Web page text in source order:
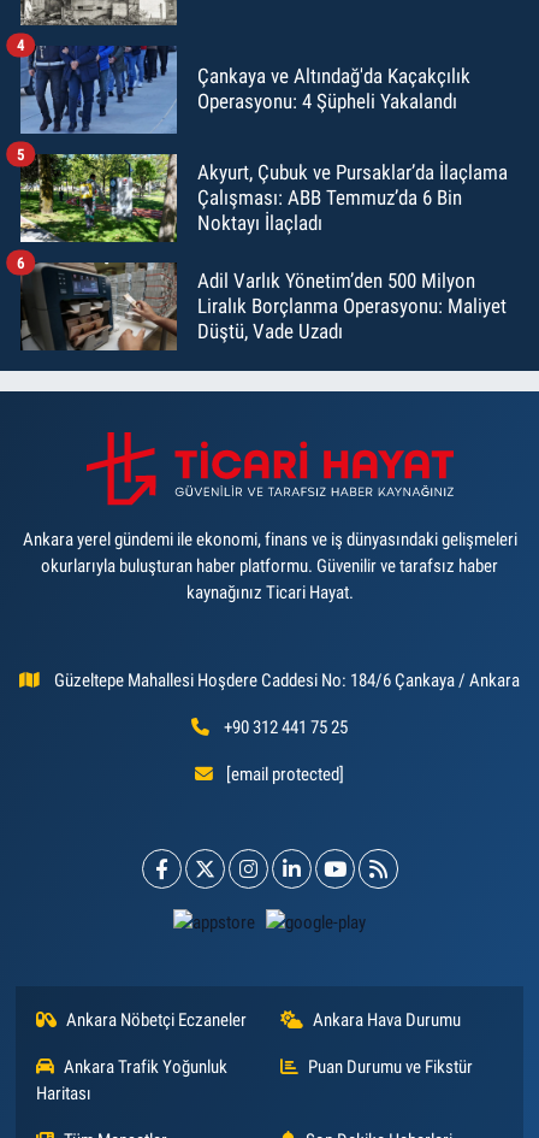
Çankaya ve Altındağ'da Kaçakçılık
Operasyonu: 4 Şüpheli Yakalandı
4
Akyurt, Çubuk ve Pursaklar’da İlaçlama
Çalışması: ABB Temmuz’da 6 Bin
Noktayı İlaçladı
5
Adil Varlık Yönetim’den 500 Milyon
Liralık Borçlanma Operasyonu: Maliyet
Düştü, Vade Uzadı
6
Ankara yerel gündemi ile ekonomi, finans ve iş dünyasındaki gelişmeleri
okurlarıyla buluşturan haber platformu. Güvenilir ve tarafsız haber
kaynağınız Ticari Hayat.
Güzeltepe Mahallesi Hoşdere Caddesi No: 184/6 Çankaya / Ankara
+90 312 441 75 25
[email protected]
Ankara Nöbetçi Eczaneler Ankara Hava Durumu
Ankara Trafik Yoğunluk
Haritası
Puan Durumu ve Fikstür